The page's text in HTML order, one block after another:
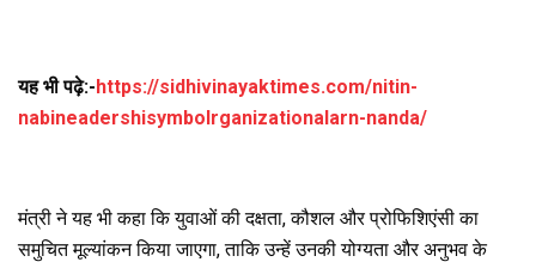
यह भी पढ़े:-https://sidhivinayaktimes.com/nitin-
nabineadershisymbolrganizationalarn-nanda/
मंत्री ने यह भी कहा कि युवाओं की दक्षता, कौशल और प्रोफिशिएंसी का
समुचित मूल्यांकन किया जाएगा, ताकि उन्हें उनकी योग्यता और अनुभव के